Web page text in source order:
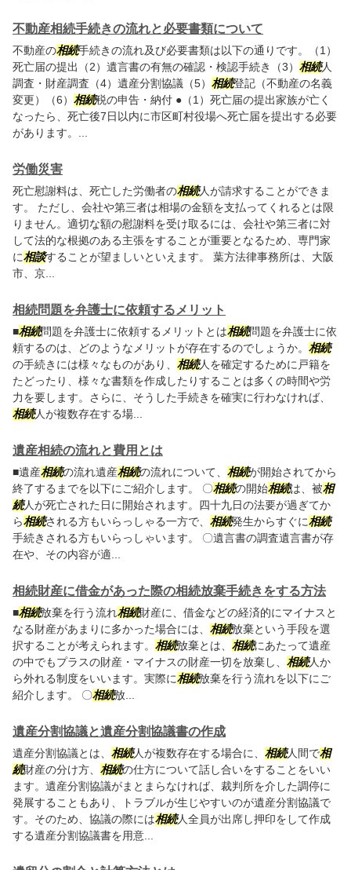
不動産相続手続きの流れと必要書類について
不動産の相続手続きの流れ及び必要書類は以下の通りです。（1）
死亡届の提出（2）遺言書の有無の確認・検認手続き（3） 相続人
調査・財産調査（4）遺産分割協議（5） 相続登記（不動産の名義
変更）（6） 相続税の申告・納付 ●（1）死亡届の提出家族が亡く
なったら、死亡後7日以内に市区町村役場へ死亡届を提出する必要
があります。...
労働災害
死亡慰謝料は、死亡した労働者の相続人が請求することができま
す。 ただし、会社や第三者は相場の金額を支払ってくれるとは限
りません。適切な額の慰謝料を受け取るには、会社や第三者に対
して法的な根拠のある主張をすることが重要となるため、専門家
に相談することが望ましいといえます。 葉方法律事務所は、大阪
市、京...
相続問題を弁護士に依頼するメリット
■相続問題を弁護士に依頼するメリットとは相続問題を弁護士に依
頼するのは、どのようなメリットが存在するのでしょうか。 相続
の手続きには様々なものがあり、 相続人を確定するために戸籍を
たどったり、様々な書類を作成したりすることは多くの時間や労
力を要します。さらに、そうした手続きを確実に行わなければ、
相続人が複数存在する場...
遺産相続の流れと費用とは
■遺産相続の流れ遺産相続の流れについて、 相続が開始されてから
終了するまでを以下にご紹介します。 〇相続の開始相続は、被相
続人が死亡された日に開始されます。四十九日の法要が過ぎてか
ら相続される方もいらっしゃる一方で、 相続発生からすぐに相続
手続きされる方もいらっしゃいます。 〇遺言書の調査遺言書が存
在や、その内容が適...
相続財産に借金があった際の相続放棄手続きをする方法
■相続放棄を行う流れ相続財産に、借金などの経済的にマイナスと
なる財産があまりに多かった場合には、 相続放棄という手段を選
択することが考えられます。 相続放棄とは、 相続にあたって遺産
の中でもプラスの財産・マイナスの財産一切を放棄し、 相続人か
ら外れる制度をいいます。実際に相続放棄を行う流れを以下にご
紹介します。 〇相続放...
遺産分割協議と遺産分割協議書の作成
遺産分割協議とは、 相続人が複数存在する場合に、 相続人間で相
続財産の分け方、 相続の仕方について話し合いをすることをいい
ます。遺産分割協議がまとまらなければ、裁判所を介した調停に
発展することもあり、トラブルが生じやすいのが遺産分割協議で
す。そのため、協議の際には相続人全員が出席し押印をして作成
する遺産分割協議書を用意...